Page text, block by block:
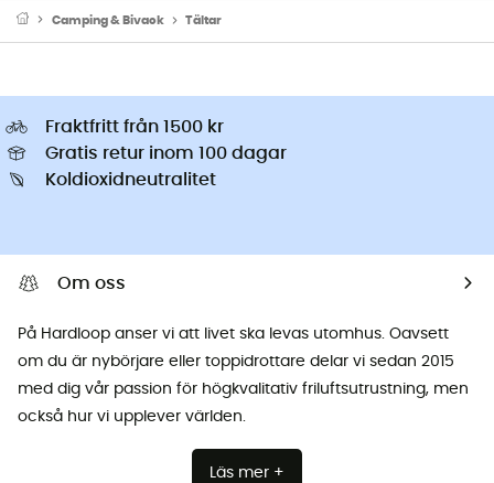
Camping & Bivack Tältar
Fraktfritt från 1500 kr
Gratis retur inom 100 dagar
Koldioxidneutralitet
Om oss
På Hardloop anser vi att livet ska levas utomhus. Oavsett
om du är nybörjare eller toppidrottare delar vi sedan 2015
med dig vår passion för högkvalitativ friluftsutrustning, men
också hur vi upplever världen.
Läs mer +